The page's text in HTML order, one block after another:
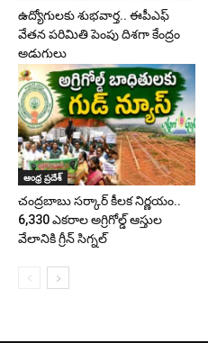
ఉద్యోగులకు శుభవార్త.. ఈపీఎఫ్‌
వేతన పరిమితి పెంపు దిశగా కేంద్రం
అడుగులు
ఆంధ్ర ప్రదేశ్
చంద్రబాబు సర్కార్ కీలక నిర్ణయం..
6,330 ఎకరాల అగ్రిగోల్డ్ ఆస్తుల
వేలానికి గ్రీన్ సిగ్నల్